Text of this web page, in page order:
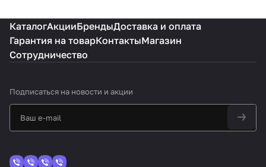
КаталогАкцииБрендыДоставка и оплата
Гарантия на товарКонтактыМагазин
Сотрудничество
Подписаться на новости и акции